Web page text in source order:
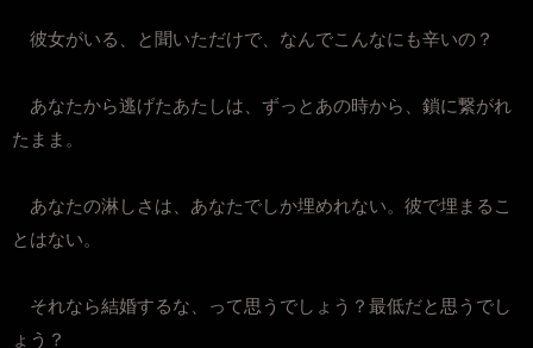
彼女がいる、と聞いただけで、なんでこんなにも辛いの？
あなたから逃げたあたしは、ずっとあの時から、鎖に繋がれ
たまま。
あなたの淋しさは、あなたでしか埋めれない。彼で埋まるこ
とはない。
それなら結婚するな、って思うでしょう？最低だと思うでし
ょう？